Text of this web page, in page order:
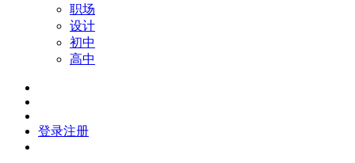
职场
设计
初中
高中
登录注册